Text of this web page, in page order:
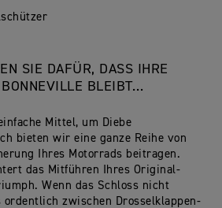
SIE DAFÜR, DASS IHRE
BLEIBT…
Mittel, um Diebe
bieten wir eine ganze Reihe von
Ihres Motorrads beitragen.
das Mitführen Ihres Original-
Wenn das Schloss nicht
zwischen Drosselklappen-